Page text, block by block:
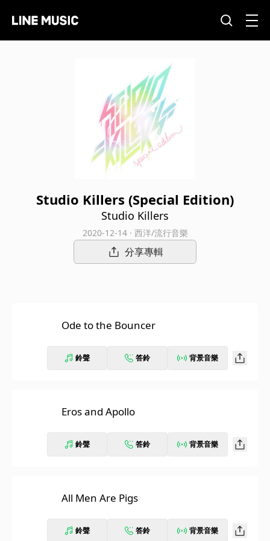
Studio Killers (Special Edition)
Studio Killers
2020-12-14 · 西洋/流行音樂
分享專輯
Ode to the Bouncer
鈴聲 答鈴 背景音樂
Eros and Apollo
鈴聲 答鈴 背景音樂
All Men Are Pigs
鈴聲 答鈴 背景音樂